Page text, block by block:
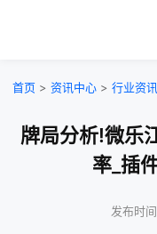
首页 > 资讯中心 > 行业资讯
牌局分析!微乐
率_插
发布时